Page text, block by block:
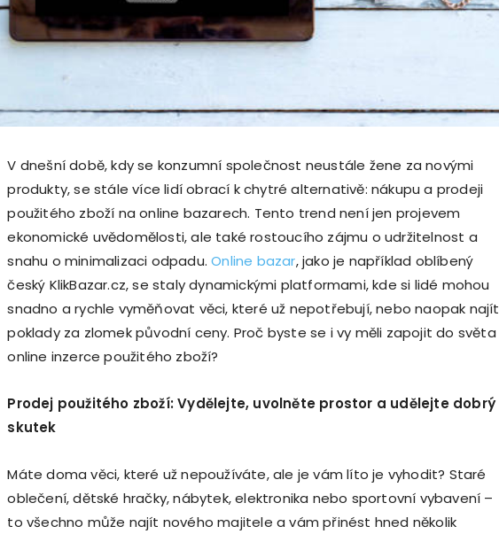
V dnešní době, kdy se konzumní společnost neustále žene za novými
produkty, se stále více lidí obrací k chytré alternativě: nákupu a prodeji
použitého zboží na online bazarech. Tento trend není jen projevem
ekonomické uvědomělosti, ale také rostoucího zájmu o udržitelnost a
snahu o minimalizaci odpadu.Online bazar, jako je například oblíbený
český KlikBazar.cz, se staly dynamickými platformami, kde si lidé mohou
snadno a rychle vyměňovat věci, které už nepotřebují, nebo naopak najít
poklady za zlomek původní ceny. Proč byste se i vy měli zapojit do světa
online inzerce použitého zboží?
Prodej použitého zboží: Vydělejte, uvolněte prostor a udělejte dobrý
skutek
Máte doma věci, které už nepoužíváte, ale je vám líto je vyhodit? Staré
oblečení, dětské hračky, nábytek, elektronika nebo sportovní vybavení –
to všechno může najít nového majitele a vám přinést hned několik